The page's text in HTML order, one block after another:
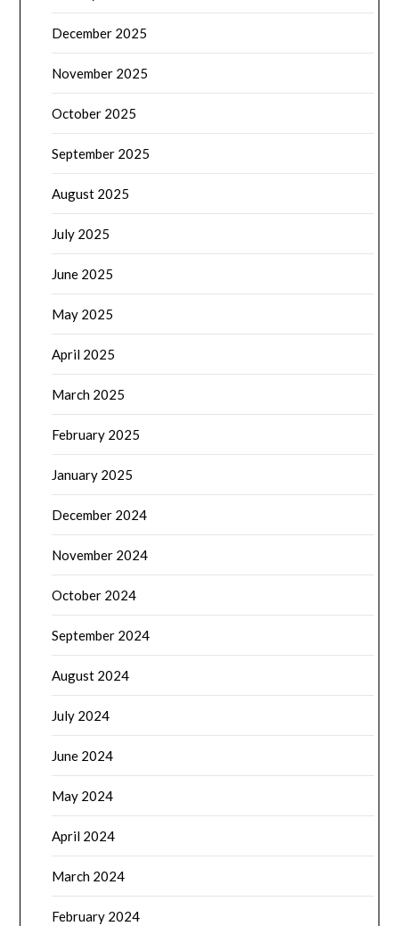
December 2025
November 2025
October 2025
September 2025
August 2025
July 2025
June 2025
May 2025
April 2025
March 2025
February 2025
January 2025
December 2024
November 2024
October 2024
September 2024
August 2024
July 2024
June 2024
May 2024
April 2024
March 2024
February 2024